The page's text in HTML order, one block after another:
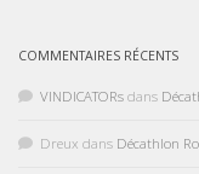
COMMENTAIRES RÉCENTS
VINDICATORs dans
Dreux dans Décathlon